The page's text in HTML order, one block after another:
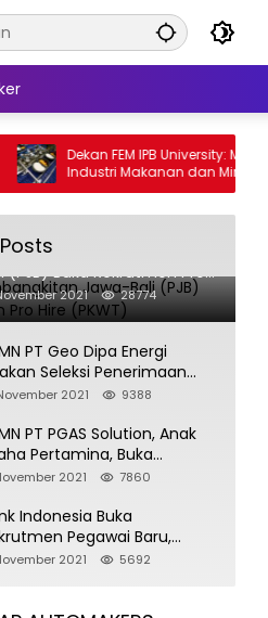
Dekan FEM IPB University: Mayoritas Suplai
Industri Makanan dan Minuman Halal
Dikuasai Negara Muslim Minoritas
PT Pembangkitan Jawa-
(PJB) Buka Rekrutmen Pro
(PKWT)2021 28774
PT Geo Dipa Energi
Seleksi Penerimaan
Baru
2021 9388
PT PGAS Solution, Anak
Pertamina, Buka
Pegawai Baru
2021 7860
Indonesia Buka
Pegawai Baru,
37 Posisi
2021 5692